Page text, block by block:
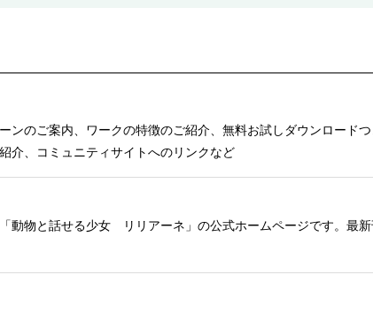
ンのご案内、ワークの特徴のご紹介、無料お試しダウンロード
介、コミュニティサイトへのリンクなど
動物と話せる少女 リリアーネ」の公式ホームページです。最